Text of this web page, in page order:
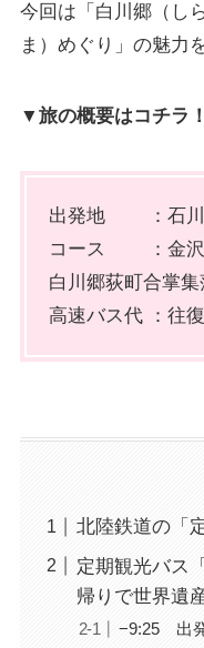
今回は「白川郷（し
ま）めぐり」の魅力
▼旅の概要はコチラ
出発地 ：石川
コース ：金沢
白川郷荻町合掌
高速バス代 ：往
北陸鉄道の「
定期観光バス
帰りで世界遺
−9:25 出